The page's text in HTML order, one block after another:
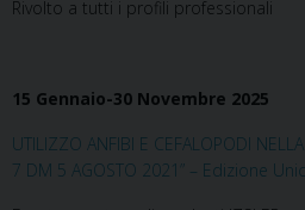
Rivolto a tutti i profili professionali
15 Gennaio-30 Novembre 2025
UTILIZZO ANFIBI E CEFALOPODI
7 DM 5 AGOSTO 2021” – Edizione